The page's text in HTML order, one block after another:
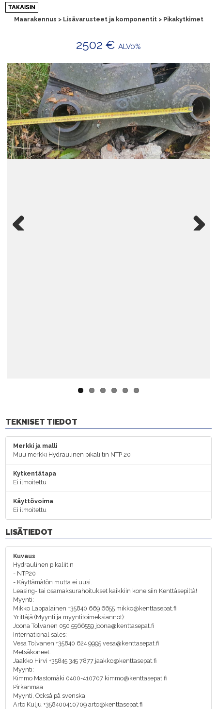
Siirry
sisältöön
TAKAISIN
Maarakennus > Lisävarusteet ja komponentit > Pikakytkimet
2502 € ALV0%
TEKNISET TIEDOT
Merkki ja malli
Muu merkki Hydraulinen pikaliitin NTP 20
Kytkentätapa
Ei ilmoitettu
Käyttövoima
Ei ilmoitettu
LISÄTIEDOT
Kuvaus
Hydraulinen pikaliitin
- NTP20
- Käyttämätön mutta ei uusi.
Leasing- tai osamaksurahoitukset kaikkiin koneisiin Kenttäsepiltä!
Myynti:
Mikko Lappalainen +35840 669 6655 mikko@kenttasepat.fi
Yrittäjä (Myynti ja myyntitoimeksiannot):
Joona Tolvanen 050 5566559 joona@kenttasepat.fi
International sales:
Vesa Tolvanen +35840 624 9995 vesa@kenttasepat.fi
Metsäkoneet:
Jaakko Hirvi +35845 345 7877 jaakko@kenttasepat.fi
Myynti:
Kimmo Mastomäki 0400-410707 kimmo@kenttasepat.fi
Pirkanmaa
Myynti, Också på svenska:
Arto Kulju +358400410709 arto@kenttasepat.fi